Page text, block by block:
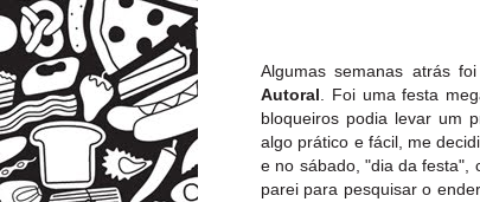
Algumas semanas atrás
Autoral. Foi uma festa
bloqueiros podia levar um
algo prático e fácil, me
e no sábado, "dia da festa",
parei para pesquisar o